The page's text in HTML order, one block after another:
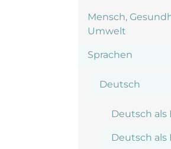
Mensch,
Umwelt
Sprachen
Deutsch
Deutsch als
Deutsch als